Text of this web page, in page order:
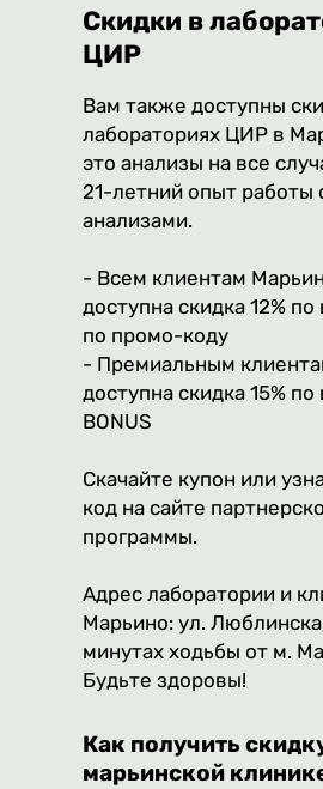
Скидки в
ЦИР
Вам также доступны
лабораториях ЦИР в
это анализы на все
21-летний опыт
анализами.
- Всем клиентам
доступна скидка 12% по
по промо-коду
- Премиальным
доступна скидка 15% по
BONUS
Скачайте купон или
код на сайте
программы.
Адрес лаборатории и
Марьино: ул.
минутах ходьбы от м.
Будьте здоровы!
Как получить
марьинской